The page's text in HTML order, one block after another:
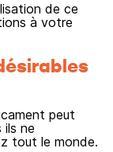
de ce
à votre
peut
ils ne
tout le monde.